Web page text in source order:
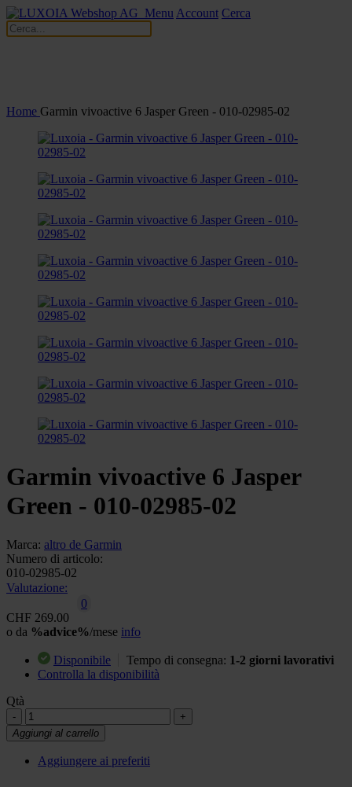
Menu Account Cerca
Home Garmin vivoactive 6 Jasper Green - 010-02985-02
Garmin vivoactive 6 Jasper
Green - 010-02985-02
Marca: altro de Garmin
Numero di articolo:
010-02985-02
Valutazione:
0
CHF 269.00
o da %advice%/mese info
Disponibile Tempo di consegna: 1-2 giorni lavorativi
Controlla la disponibilità
Qtà
Aggiungi al carrello
Aggiungere ai preferiti